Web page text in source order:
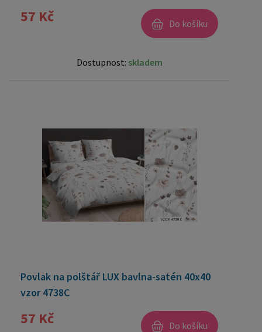
57 Kč Do košíku
Dostupnost: skladem
Povlak na polštář LUX bavlna-satén 40x40
vzor 4738C
57 Kč Do košíku